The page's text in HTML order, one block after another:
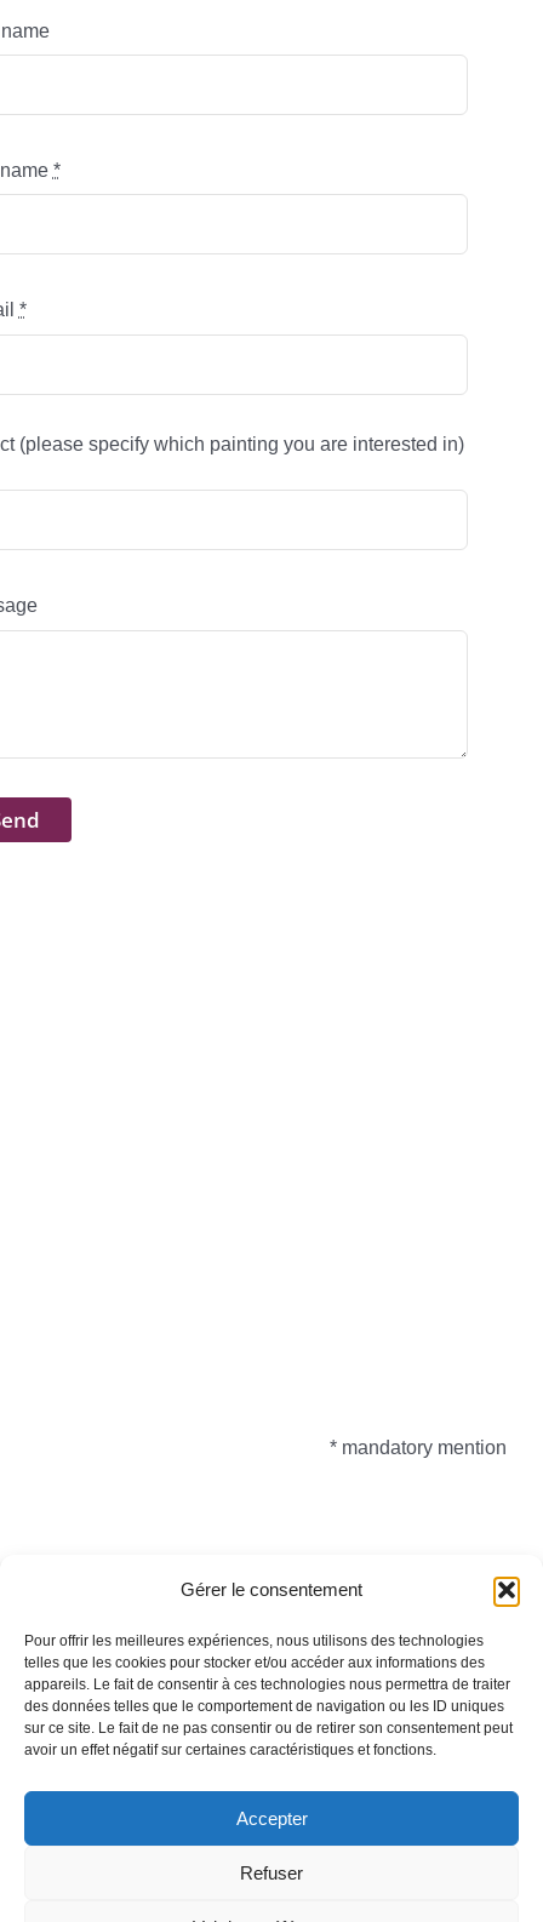
Gérer le consentement
Pour offrir les meilleures expériences, nous utilisons des technologies
telles que les cookies pour stocker et/ou accéder aux informations des
appareils. Le fait de consentir à ces technologies nous permettra de traiter
des données telles que le comportement de navigation ou les ID uniques
sur ce site. Le fait de ne pas consentir ou de retirer son consentement peut
avoir un effet négatif sur certaines caractéristiques et fonctions.
Accepter
Refuser
*
*
(please specify which painting you are interested in)
* mandatory mention
Toggle
Navigation
HOMEPAGE
Legal information